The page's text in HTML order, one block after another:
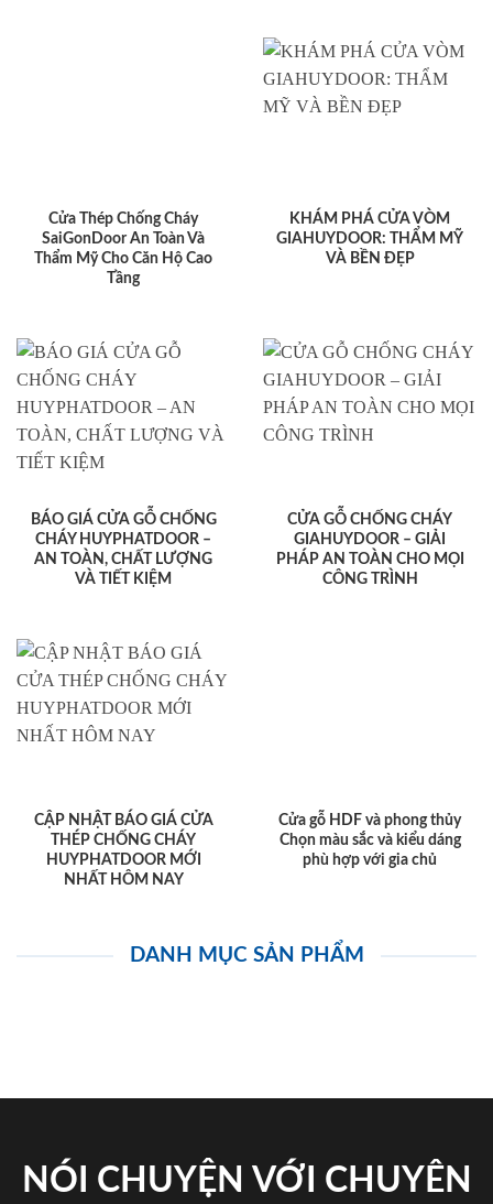
Cửa Thép Chống Cháy
SaiGonDoor An Toàn Và
Thẩm Mỹ Cho Căn Hộ Cao
Tầng
KHÁM PHÁ CỬA VÒM
GIAHUYDOOR: THẨM MỸ
VÀ BỀN ĐẸP
BÁO GIÁ CỬA GỖ CHỐNG
CHÁY HUYPHATDOOR –
AN TOÀN, CHẤT LƯỢNG
VÀ TIẾT KIỆM
CỬA GỖ CHỐNG CHÁY
GIAHUYDOOR – GIẢI
PHÁP AN TOÀN CHO MỌI
CÔNG TRÌNH
CẬP NHẬT BÁO GIÁ CỬA
THÉP CHỐNG CHÁY
HUYPHATDOOR MỚI
NHẤT HÔM NAY
Cửa gỗ HDF và phong thủy
Chọn màu sắc và kiểu dáng
phù hợp với gia chủ
DANH MỤC SẢN PHẨM
NÓI CHUYỆN VỚI CHUYÊN